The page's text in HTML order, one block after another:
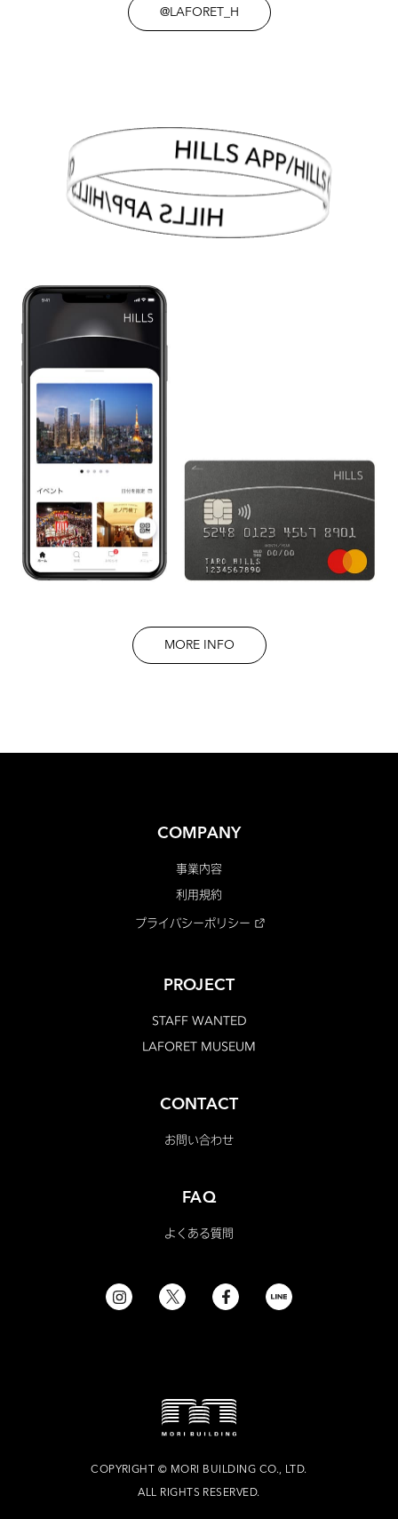
@LAFORET_H
HILLS APP/HILLS CARD
MORE INFO
COMPANY
事業内容
利用規約
プライバシーポリシー
PROJECT
STAFF WANTED
LAFORET MUSEUM
CONTACT
お問い合わせ
FAQ
よくある質問
COPYRIGHT © MORI BUILDING CO., LTD.
ALL RIGHTS RESERVED.